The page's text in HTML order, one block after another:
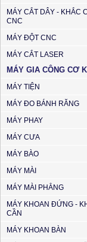
MÁY CẮT DÂY - KHẮC
CNC
MÁY ĐỘT CNC
MÁY CẮT LASER
MÁY GIA CÔNG CƠ
MÁY TIỆN
MÁY ĐO BÁNH RĂNG
MÁY PHAY
MÁY CƯA
MÁY BÀO
MÁY MÀI
MÁY MÀI PHẲNG
MÁY KHOAN ĐỨNG -
CẦN
MÁY KHOAN BÀN